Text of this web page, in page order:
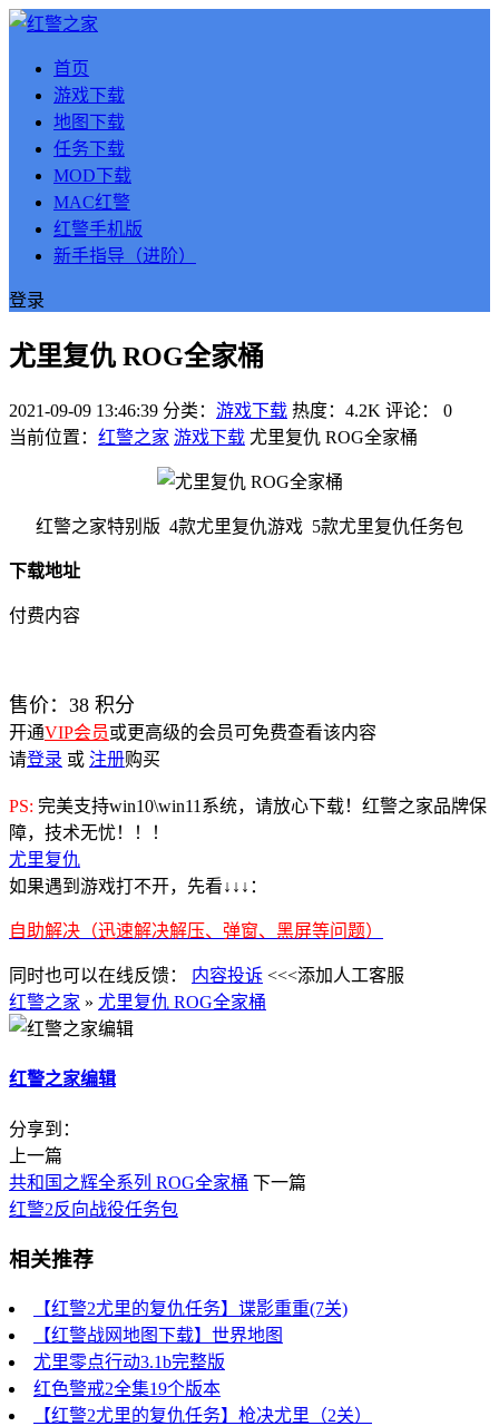
首页
游戏下载
地图下载
任务下载
MOD下载
MAC红警
红警手机版
新手指导（进阶）
登录
尤里复仇 ROG全家桶
2021-09-09 13:46:39 分类： 游戏下载 热度：4.2K 评论：
0
当前位置： 红警之家 游戏下载 尤里复仇 ROG全家桶
红警之家特别版 4款尤里复仇游戏 5款尤里复仇任务包
下载地址
付费内容
售价： 38 积分
开通VIP会员或更高级的会员可免费查看该内容
请登录 或 注册购买
PS: 完美支持win10\win11系统，请放心下载！红警之家品牌保
障，技术无忧！！！
尤里复仇
如果遇到游戏打不开，先看↓↓↓：
自助解决（迅速解决解压、弹窗、黑屏等问题）
同时也可以在线反馈： 内容投诉 <<<添加人工客服
红警之家 » 尤里复仇 ROG全家桶
红警之家编辑
分享到：
上一篇
共和国之辉全系列 ROG全家桶 下一篇
红警2反向战役任务包
相关推荐
【红警2尤里的复仇任务】谍影重重(7关)
【红警战网地图下载】世界地图
尤里零点行动3.1b完整版
红色警戒2全集19个版本
【红警2尤里的复仇任务】枪决尤里（2关）